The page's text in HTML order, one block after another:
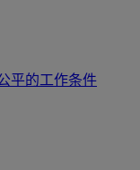
平的工作条件